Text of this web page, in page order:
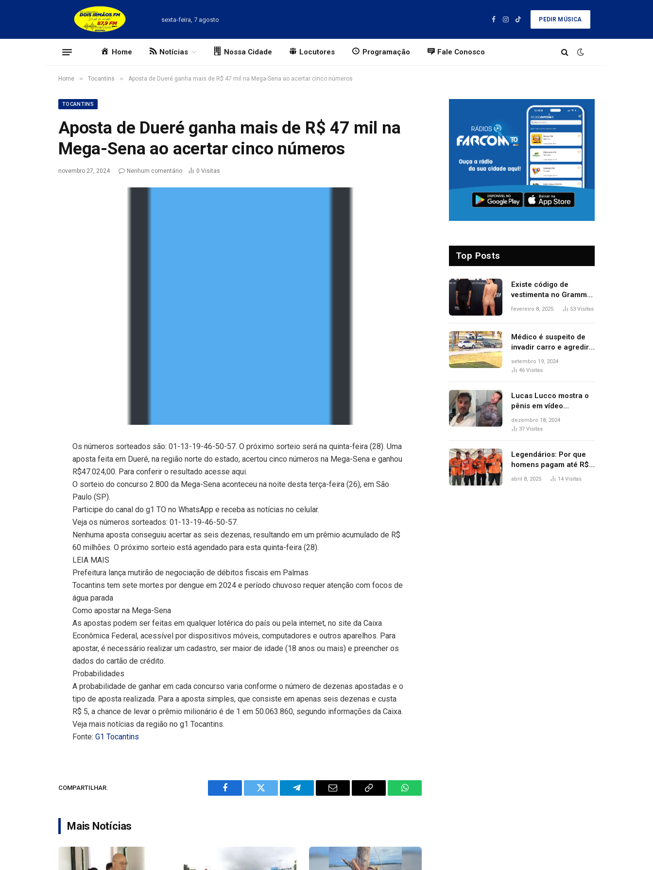
sexta-feira, 7 agosto
Facebook
Instagram
TikTok
PEDIR MÚSICA
Home Notícias Nossa Cidade Locutores Programação Fale Conosco
Home » Tocantins » Aposta de Dueré ganha mais de R$ 47 mil na Mega-Sena ao acertar cinco números
TOCANTINS
Aposta de Dueré ganha mais de R$ 47 mil na
Mega-Sena ao acertar cinco números
novembro 27, 2024 Nenhum comentário 0 Visitas
Os números sorteados são: 01-13-19-46-50-57. O próximo sorteio será na quinta-feira (28). Uma
aposta feita em Dueré, na região norte do estado, acertou cinco números na Mega-Sena e ganhou
R$47.024,00. Para conferir o resultado acesse aqui.
O sorteio do concurso 2.800 da Mega-Sena aconteceu na noite desta terça-feira (26), em São
Paulo (SP).
Participe do canal do g1 TO no WhatsApp e receba as notícias no celular.
Veja os números sorteados: 01-13-19-46-50-57.
Nenhuma aposta conseguiu acertar as seis dezenas, resultando em um prêmio acumulado de R$
60 milhões. O próximo sorteio está agendado para esta quinta-feira (28).
LEIA MAIS
Prefeitura lança mutirão de negociação de débitos fiscais em Palmas
Tocantins tem sete mortes por dengue em 2024 e período chuvoso requer atenção com focos de
água parada
Como apostar na Mega-Sena
As apostas podem ser feitas em qualquer lotérica do país ou pela internet, no site da Caixa
Econômica Federal, acessível por dispositivos móveis, computadores e outros aparelhos. Para
apostar, é necessário realizar um cadastro, ser maior de idade (18 anos ou mais) e preencher os
dados do cartão de crédito.
Probabilidades
A probabilidade de ganhar em cada concurso varia conforme o número de dezenas apostadas e o
tipo de aposta realizada. Para a aposta simples, que consiste em apenas seis dezenas e custa
R$ 5, a chance de levar o prêmio milionário é de 1 em 50.063.860, segundo informações da Caixa.
Veja mais notícias da região no g1 Tocantins.
Fonte:G1 Tocantins
COMPARTILHAR.
Facebook Twitter Telegram Email
Copy
WhatsApp
Mais Notícias
Top Posts
Existe código de
vestimenta no Grammy?
Questionamento surgiu
aparecer nua na
premiação
fevereiro 8, 2025 53 Visitas
Médico é suspeito de
invadir carro e agredir
delegado aposentado
durante confusão no
setembro 19, 2024
46 Visitas
Lucas Lucco mostra o
pênis em vídeo
tomando banho, apaga
post e diz ‘foi mal’
dezembro 18, 2024
37 Visitas
Legendários: Por que
homens pagam até R$
81 mil para subir
abril 8, 2025 14 Visitas